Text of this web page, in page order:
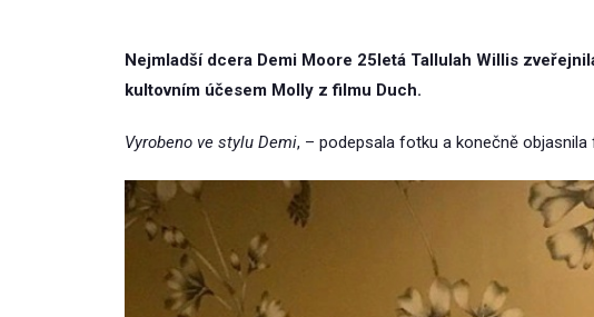
Nejmladší dcera Demi Moore 25letá Tallulah Willis
kultovním účesem Molly z filmu Duch.
Vyrobeno ve stylu Demi, – podepsala fotku a konečně